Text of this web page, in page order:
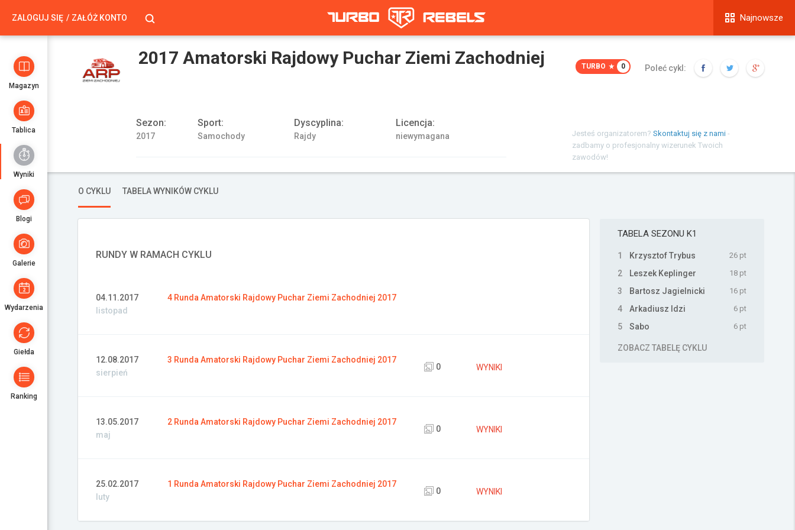
ZALOGUJ SIĘ ZAŁÓŻ KONTO Najnowsze
Magazyn
Tablica
Wyniki
Blogi
Galerie
Wydarzenia
Giełda
Ranking
2017 Amatorski Rajdowy Puchar Ziemi Zachodniej TURBO 0 Poleć cykl:
Sezon:
2017
Sport:
Samochody
Dyscyplina:
Rajdy
Licencja:
niewymagana Jesteś organizatorem?Skontaktuj się z nami -
zadbamy o profesjonalny wizerunek Twoich
zawodów!
O CYKLU TABELA WYNIKÓW CYKLU
RUNDY W RAMACH CYKLU
04.11.2017
listopad
4 Runda Amatorski Rajdowy Puchar Ziemi Zachodniej 2017
12.08.2017
sierpień
3 Runda Amatorski Rajdowy Puchar Ziemi Zachodniej 2017
0 WYNIKI
13.05.2017
maj
2 Runda Amatorski Rajdowy Puchar Ziemi Zachodniej 2017
0 WYNIKI
25.02.2017
luty
1 Runda Amatorski Rajdowy Puchar Ziemi Zachodniej 2017
0 WYNIKI
TABELA SEZONU K1
1 Krzysztof Trybus 26 pt
2 Leszek Keplinger 18 pt
3 Bartosz Jagielnicki 16 pt
4 Arkadiusz Idzi 6 pt
5 Sabo 6 pt
ZOBACZ TABELĘ CYKLU